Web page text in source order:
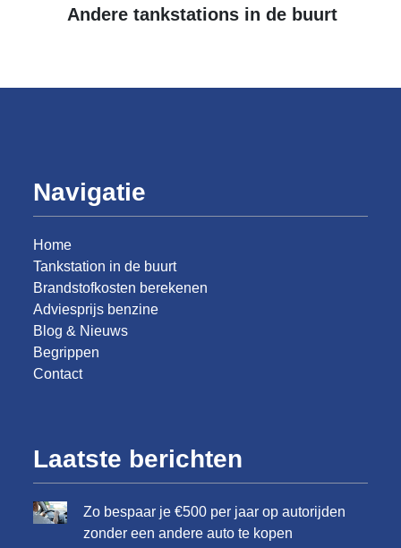
Andere tankstations in de buurt
Navigatie
Home
Tankstation in de buurt
Brandstofkosten berekenen
Adviesprijs benzine
Blog & Nieuws
Begrippen
Contact
Laatste berichten
Zo bespaar je €500 per jaar op autorijden
zonder een andere auto te kopen